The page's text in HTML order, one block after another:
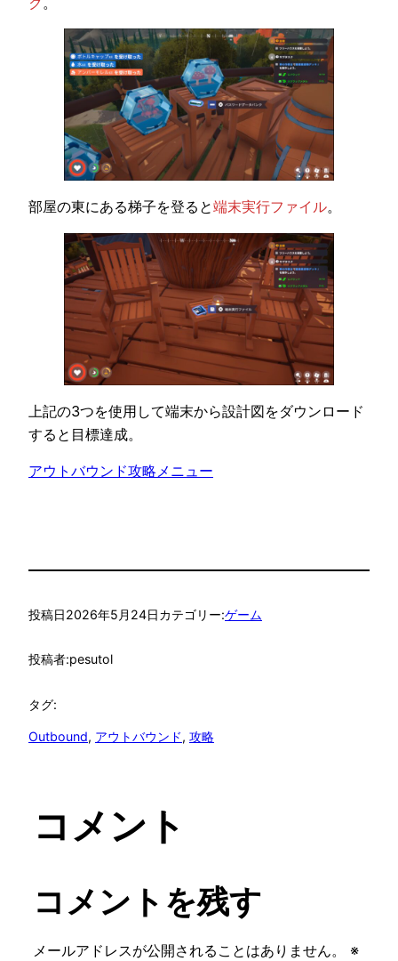
部屋の東にある梯子を登ると端末実行ファイル。
上記の3つを使用して端末から設計図をダウンロード
すると目標達成。
アウトバウンド攻略メニュー
投稿日2026年5月24日カテゴリー:ゲーム
投稿者:pesutol
タグ:
Outbound, アウトバウンド, 攻略
コメント
コメントを残す
メールアドレスが公開されることはありません。
※